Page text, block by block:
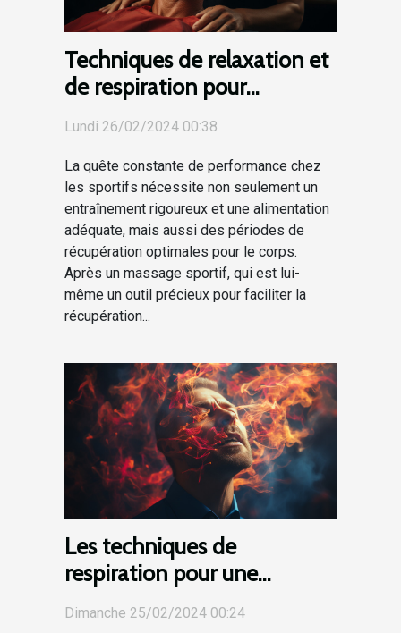
Techniques de relaxation et
de respiration pour
améliorer la récupération
musculaire après un
massage sportif
Lundi 26/02/2024 00:38
La quête constante de performance chez
les sportifs nécessite non seulement un
entraînement rigoureux et une alimentation
adéquate, mais aussi des périodes de
récupération optimales pour le corps.
Après un massage sportif, qui est lui-
même un outil précieux pour faciliter la
récupération...
Les techniques de
respiration pour une
Dimanche 25/02/2024 00:24